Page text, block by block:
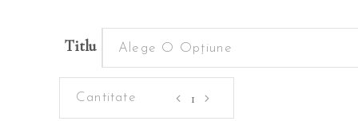
Titlu Alege O Opțiune